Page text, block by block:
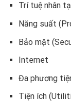
Trí tuệ nhân
Năng suất
Bảo mật
Internet
Đa phương
Tiện ích